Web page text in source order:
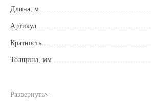
Устойчива к минеральным маслам и
Легкая очистка.
Широкий диапазон температур
Возможно использования сразу после
Максимальная прочность клеевого слоя
Для скользких, влажных, масленых и жирных
Длина, м
Артикул
Кратность
Толщина, мм
Развернуть